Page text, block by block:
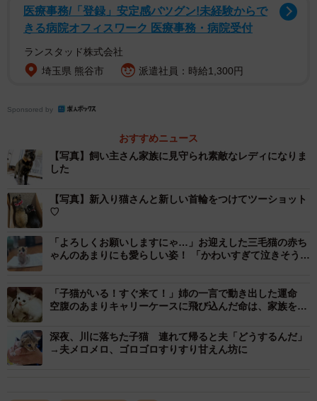
医療事務/「登録」安定感バツグン!未経験からで
きる病院オフィスワーク 医療事務・病院受付
ランスタッド株式会社
埼玉県 熊谷市
派遣社員：時給1,300円
Sponsored by
おすすめニュース
【写真】飼い主さん家族に見守られ素敵なレディになりま
した
【写真】新入り猫さんと新しい首輪をつけてツーショット
♡
「よろしくお願いしますにゃ…」お迎えした三毛猫の赤ち
ゃんのあまりにも愛らしい姿！ 「かわいすぎて泣きそう」
「子猫がいる！すぐ来て！」姉の一言で動き出した運命
空腹のあまりキャリーケースに飛び込んだ命は、家族を癒
深夜、川に落ちた子猫 連れて帰ると夫「どうするんだ」
→夫メロメロ、ゴロゴロすりすり甘えん坊に